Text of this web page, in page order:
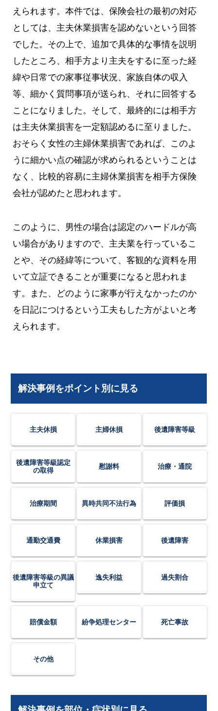
えられます。本件では、保険会社の最初の対応
としては、主夫休業損害を認めないという回答
でした。その上で、追加で具体的な事情を説明
したところ、相手方より主夫をするに至った経
緯や日常での家事従事状況、家族自体の収入
等、細かく質問事項が送られ、それに回答する
ことになりました。そして、最終的には相手方
は主夫休業損害を一定額認めるに至りました。
おそらく女性の主婦休業損害であれば、このよ
うに細かい点の確認が求められるということは
なく、比較的容易に主婦休業損害を相手方保険
会社が認めたと思われます。
このように、男性の場合は認定のハードルが高
い場合がありますので、主夫業を行っているこ
とや、その経緯等について、客観的な資料を用
いて立証できることが重要になると思われま
す。また、どのように家事が行えなかったのか
を日記につけるという工夫もした方がよいと考
えられます。
解決事例をポイント別に見る
主夫休損 主婦休損 後遺障害等級
後遺障害等級認定
の取得
慰謝料 治療・通院
治療期間 異時共同不法行為 評価損
通勤交通費 休業損害 後遺障害
後遺障害等級の異議
申立て
逸失利益 過失割合
賠償金額 紛争処理センター 死亡事故
その他